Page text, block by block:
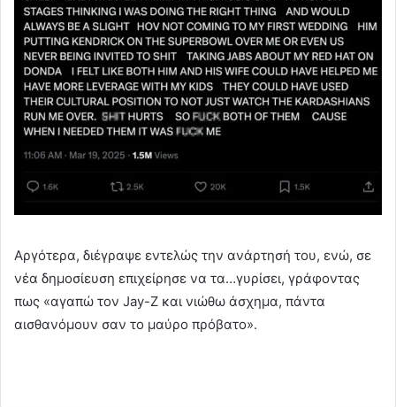
Αργότερα, διέγραψε εντελώς την ανάρτησή του, ενώ, σε
νέα δημοσίευση επιχείρησε να τα…γυρίσει, γράφοντας
πως «αγαπώ τον Jay-Z και νιώθω άσχημα, πάντα
αισθανόμουν σαν το μαύρο πρόβατο».